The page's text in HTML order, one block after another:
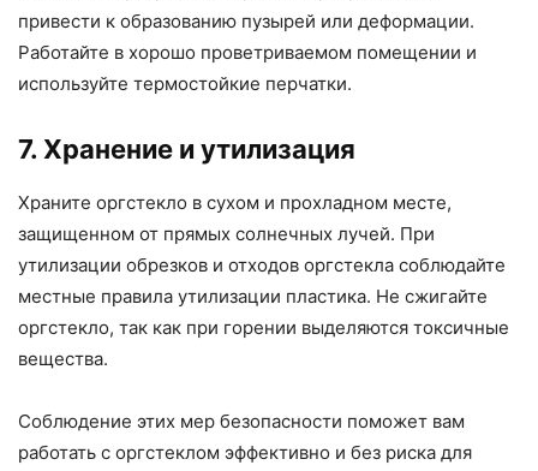
привести к образованию пузырей или деформации.
Работайте в хорошо проветриваемом помещении и
используйте термостойкие перчатки.
7. Хранение и утилизация
Храните оргстекло в сухом и прохладном месте,
защищенном от прямых солнечных лучей. При
утилизации обрезков и отходов оргстекла соблюдайте
местные правила утилизации пластика. Не сжигайте
оргстекло, так как при горении выделяются токсичные
вещества.
Соблюдение этих мер безопасности поможет вам
работать с оргстеклом эффективно и без риска для